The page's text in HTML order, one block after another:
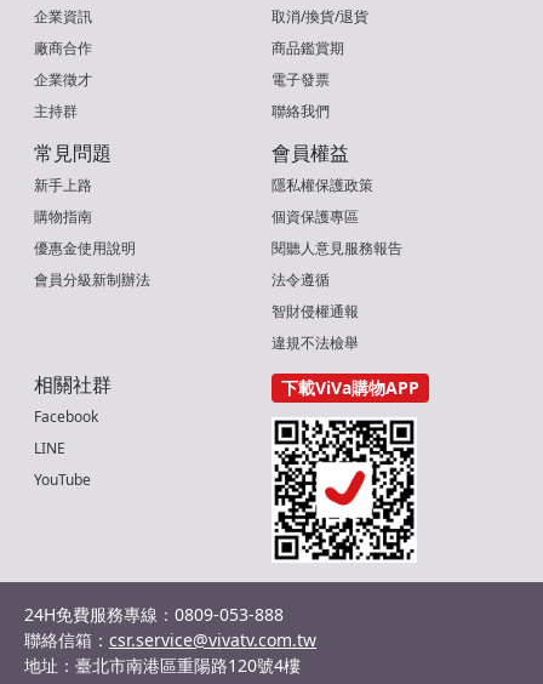
企業資訊
廠商合作
企業徵才
主持群
取消/換貨/退貨
商品鑑賞期
電子發票
聯絡我們
常見問題
新手上路
購物指南
優惠金使用說明
會員分級新制辦法
會員權益
隱私權保護政策
個資保護專區
閱聽人意見服務報告
法令遵循
智財侵權通報
違規不法檢舉
相關社群
Facebook
LINE
YouTube
下載ViVa購物APP
24H免費服務專線：0809-053-888
聯絡信箱： csr.service@vivatv.com.tw
地址：臺北市南港區重陽路120號4樓